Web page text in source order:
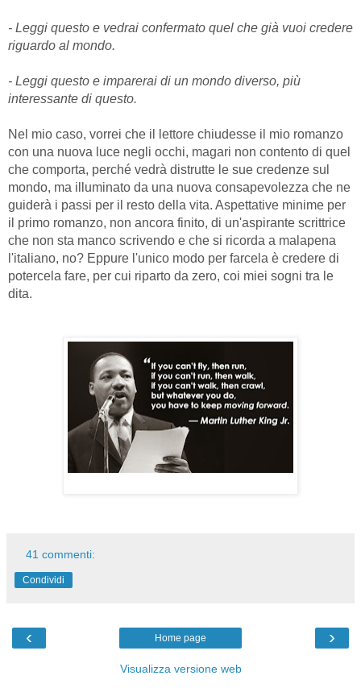
- Leggi questo e vedrai confermato quel che già vuoi credere
riguardo al mondo.
- Leggi questo e imparerai di un mondo diverso, più
interessante di questo.
Nel mio caso, vorrei che il lettore chiudesse il mio romanzo
con una nuova luce negli occhi, magari non contento di quel
che comporta, perché vedrà distrutte le sue credenze sul
mondo, ma illuminato da una nuova consapevolezza che ne
guiderà i passi per il resto della vita. Aspettative minime per
il primo romanzo, non ancora finito, di un'aspirante scrittrice
che non sta manco scrivendo e che si ricorda a malapena
l'italiano, no? Eppure l'unico modo per farcela è credere di
potercela fare, per cui riparto da zero, coi miei sogni tra le
dita.
41 commenti:
Condividi
‹ ›
Home page
Visualizza versione web